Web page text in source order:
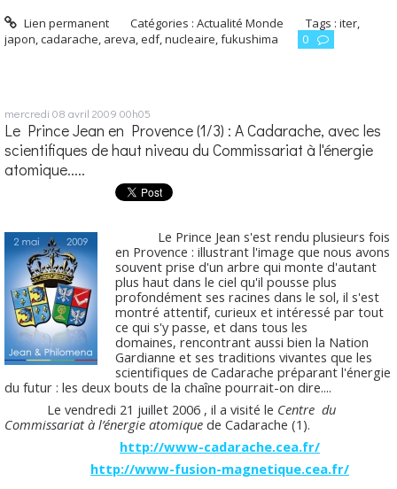
Lien permanent Catégories :Actualité Monde Tags :iter,
japon,cadarache, areva,edf,nucleaire,fukushima 0
mercredi 08 avril 2009 00h05
Le Prince Jean en Provence (1/3) : A Cadarache, avec les
scientifiques de haut niveau du Commissariat à l'énergie
atomique.....
Le Prince Jean s'est rendu plusieurs fois
en Provence : illustrant l'image que nous avons
souvent prise d'un arbre qui monte d'autant
plus haut dans le ciel qu'il pousse plus
profondément ses racines dans le sol, il s'est
montré attentif, curieux et intéressé par tout
ce qui s'y passe, et dans tous les
domaines, rencontrant aussi bien la Nation
Gardianne et ses traditions vivantes que les
scientifiques de Cadarache préparant l'énergie
du futur : les deux bouts de la chaîne pourrait-on dire....
Le vendredi 21 juillet 2006 , il a visité le Centre du
Commissariat à l’énergie atomique de Cadarache (1).
http://www-cadarache.cea.fr/
http://www-fusion-magnetique.cea.fr/